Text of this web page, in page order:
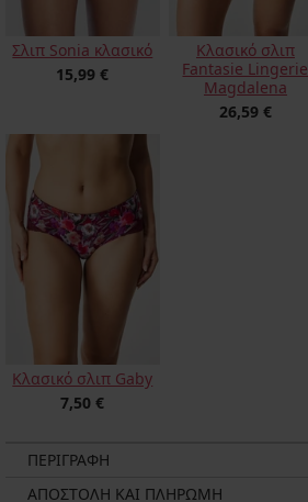
Σλιπ Sonia κλασικό
15,99 €
Κλασικό σλιπ
Fantasie Lingerie
Magdalena
26,59 €
Κλασικό σλιπ Gaby
7,50 €
ΠΕΡΙΓΡΑΦΗ
ΑΠΟΣΤΟΛΗ ΚΑΙ ΠΛΗΡΩΜΗ